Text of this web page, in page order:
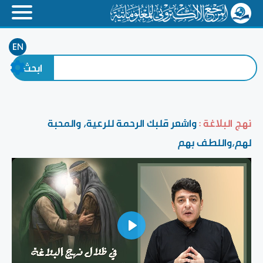
EN
نهج البلاغة :واشعر قلبك الرحمة للرعية، والمحبة
لهم،واللطف بهم
Play